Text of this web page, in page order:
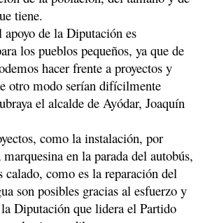
tiene.
apoyo de la Diputación es
los pueblos pequeños, ya que de
hacer frente a proyectos y
otro modo serían difícilmente
el alcalde de Ayódar, Joaquín
como la instalación, por
en la parada del autobús,
calado, como es la reparación del
son posibles gracias al esfuerzo y
Diputación que lidera el Partido